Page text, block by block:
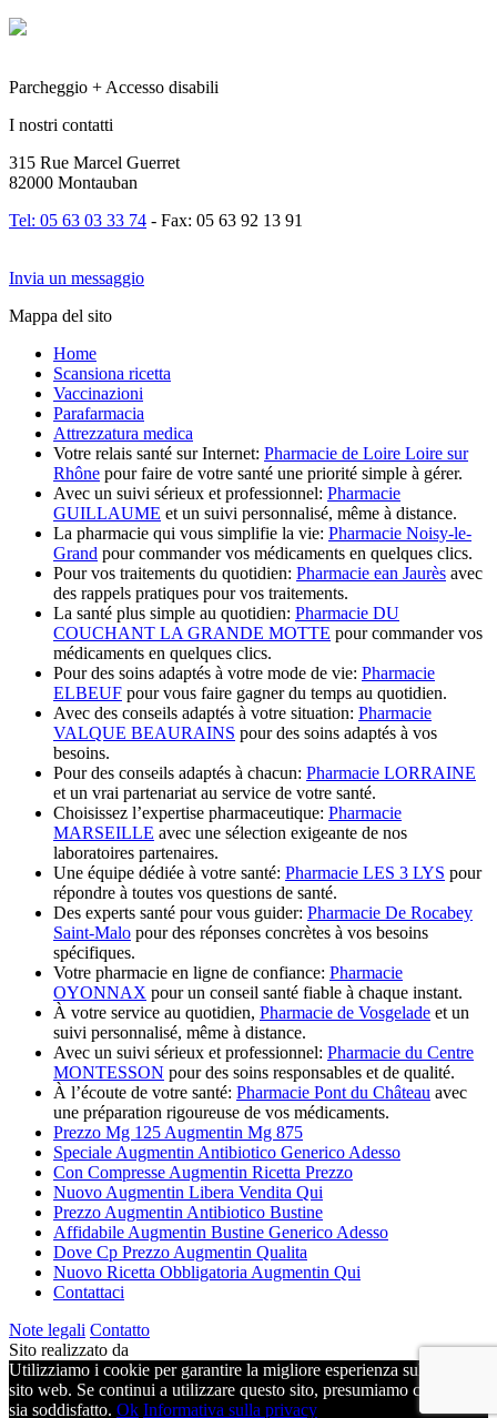
Parcheggio + Accesso disabili
I nostri contatti
315 Rue Marcel Guerret
82000 Montauban
Tel: 05 63 03 33 74 - Fax: 05 63 92 13 91
Invia un messaggio
Mappa del sito
Home
Scansiona ricetta
Vaccinazioni
Parafarmacia
Attrezzatura medica
Votre relais santé sur Internet: Pharmacie de Loire Loire sur
Rhône pour faire de votre santé une priorité simple à gérer.
Avec un suivi sérieux et professionnel: Pharmacie
GUILLAUME et un suivi personnalisé, même à distance.
La pharmacie qui vous simplifie la vie: Pharmacie Noisy-le-
Grand pour commander vos médicaments en quelques clics.
Pour vos traitements du quotidien: Pharmacie ean Jaurès avec
des rappels pratiques pour vos traitements.
La santé plus simple au quotidien: Pharmacie DU
COUCHANT LA GRANDE MOTTE pour commander vos
médicaments en quelques clics.
Pour des soins adaptés à votre mode de vie: Pharmacie
ELBEUF pour vous faire gagner du temps au quotidien.
Avec des conseils adaptés à votre situation: Pharmacie
VALQUE BEAURAINS pour des soins adaptés à vos
besoins.
Pour des conseils adaptés à chacun: Pharmacie LORRAINE
et un vrai partenariat au service de votre santé.
Choisissez l’expertise pharmaceutique: Pharmacie
MARSEILLE avec une sélection exigeante de nos
laboratoires partenaires.
Une équipe dédiée à votre santé: Pharmacie LES 3 LYS pour
répondre à toutes vos questions de santé.
Des experts santé pour vous guider: Pharmacie De Rocabey
Saint-Malo pour des réponses concrètes à vos besoins
spécifiques.
Votre pharmacie en ligne de confiance: Pharmacie
OYONNAX pour un conseil santé fiable à chaque instant.
À votre service au quotidien, Pharmacie de Vosgelade et un
suivi personnalisé, même à distance.
Avec un suivi sérieux et professionnel: Pharmacie du Centre
MONTESSON pour des soins responsables et de qualité.
À l’écoute de votre santé: Pharmacie Pont du Château avec
une préparation rigoureuse de vos médicaments.
Prezzo Mg 125 Augmentin Mg 875
Speciale Augmentin Antibiotico Generico Adesso
Con Compresse Augmentin Ricetta Prezzo
Nuovo Augmentin Libera Vendita Qui
Prezzo Augmentin Antibiotico Bustine
Affidabile Augmentin Bustine Generico Adesso
Dove Cp Prezzo Augmentin Qualita
Nuovo Ricetta Obbligatoria Augmentin Qui
Contattaci
Note legali Contatto
Sito realizzato da
Utilizziamo i cookie per garantire la migliore esperienza sul nostro
sito web. Se continui a utilizzare questo sito, presumiamo che tu ne
sia soddisfatto. Ok Informativa sulla privacy